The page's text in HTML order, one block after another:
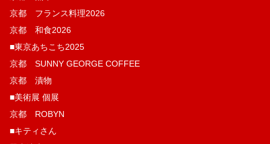
京都 フランス料理2026
京都 和食2026
■東京あちこち2025
京都 SUNNY GEORGE COFFEE
京都 漬物
■美術展 個展
京都 ROBYN
■キティさん